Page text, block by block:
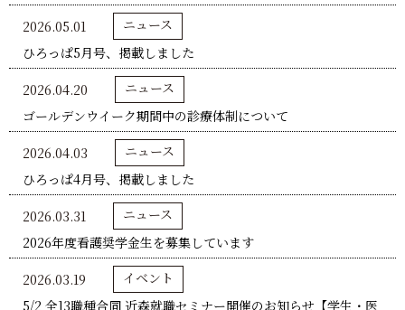
2026.05.01
ニュース
ひろっぱ5月号、掲載しました
2026.04.20
ニュース
ゴールデンウイーク期間中の診療体制について
2026.04.03
ニュース
ひろっぱ4月号、掲載しました
2026.03.31
ニュース
2026年度看護奨学金生を募集しています
2026.03.19
イベント
5/2 全13職種合同 近森就職セミナー開催のお知らせ【学生・医